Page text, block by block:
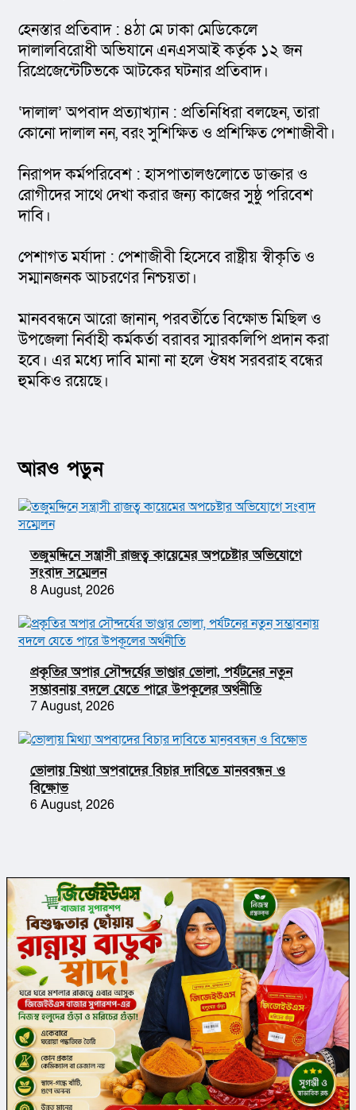
হেনস্তার প্রতিবাদ : ৪ঠা মে ঢাকা মেডিকেলে
দালালবিরোধী অভিযানে এনএসআই কর্তৃক ১২ জন
রিপ্রেজেন্টেটিভকে আটকের ঘটনার প্রতিবাদ।
‘দালাল’ অপবাদ প্রত্যাখ্যান : প্রতিনিধিরা বলছেন, তারা
কোনো দালাল নন, বরং সুশিক্ষিত ও প্রশিক্ষিত পেশাজীবী।
নিরাপদ কর্মপরিবেশ : হাসপাতালগুলোতে ডাক্তার ও
রোগীদের সাথে দেখা করার জন্য কাজের সুষ্ঠু পরিবেশ
দাবি।
পেশাগত মর্যাদা : পেশাজীবী হিসেবে রাষ্ট্রীয় স্বীকৃতি ও
সম্মানজনক আচরণের নিশ্চয়তা।
মানববন্ধনে আরো জানান, পরবর্তীতে বিক্ষোভ মিছিল ও
উপজেলা নির্বাহী কর্মকর্তা বরাবর স্মারকলিপি প্রদান করা
হবে। এর মধ্যে দাবি মানা না হলে ঔষধ সরবরাহ বন্ধের
হুমকিও রয়েছে।
আরও পড়ুন
তজুমদ্দিনে সন্ত্রাসী রাজত্ব কায়েমের অপচেষ্টার অভিযোগে
সংবাদ সম্মেলন
8 August, 2026
প্রকৃতির অপার সৌন্দর্যের ভাণ্ডার ভোলা, পর্যটনের নতুন
সম্ভাবনায় বদলে যেতে পারে উপকূলের অর্থনীতি
7 August, 2026
ভোলায় মিথ্যা অপবাদের বিচার দাবিতে মানববন্ধন ও
বিক্ষোভ
6 August, 2026